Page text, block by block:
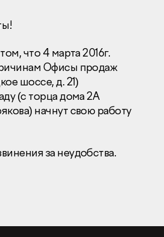
что 4 марта 2016г.
Офисы продаж
шоссе, д. 21)
(с торца дома 2А
начнут свою работу
за неудобства.